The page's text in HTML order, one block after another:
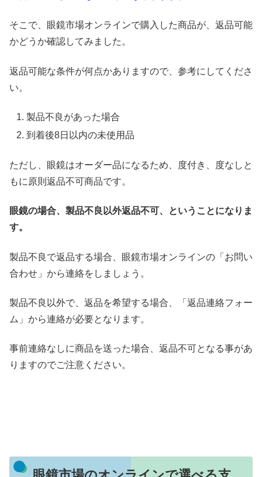
そこで、眼鏡市場オンラインで購入した商品が、返品可能
かどうか確認してみました。
返品可能な条件が何点かありますので、参考にしてくださ
い。
製品不良があった場合
到着後8日以内の未使用品
ただし、眼鏡はオーダー品になるため、度付き、度なしと
もに原則返品不可商品です。
眼鏡の場合、製品不良以外返品不可、ということになりま
す。
製品不良で返品する場合、眼鏡市場オンラインの「お問い
合わせ」から連絡をしましょう。
製品不良以外で、返品を希望する場合、「返品連絡フォー
ム」から連絡が必要となります。
事前連絡なしに商品を送った場合、返品不可となる事があ
りますのでご注意ください。